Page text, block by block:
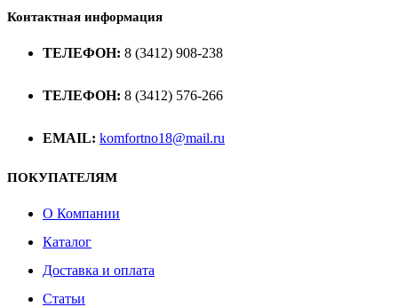
Контактная информация
ТЕЛЕФОН: 8 (3412) 908-238
ТЕЛЕФОН: 8 (3412) 576-266
EMAIL: komfortno18@mail.ru
ПОКУПАТЕЛЯМ
О Компании
Каталог
Доставка и оплата
Статьи